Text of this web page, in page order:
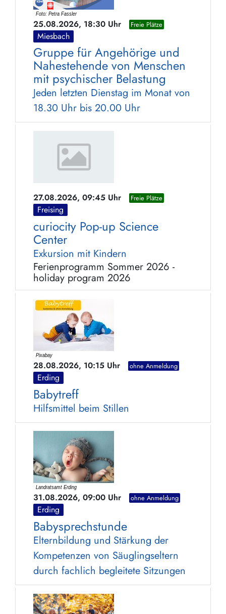
25.08.2026, 18:30 Uhr Freie Plätze
Miesbach
Gruppe für Angehörige und
Nahestehende von Menschen
mit psychischer Belastung
Jeden letzten Dienstag im Monat von
18.30 Uhr bis 20.00 Uhr
27.08.2026, 09:45 Uhr Freie Plätze
Freising
curiocity Pop-up Science
Center
Exkursion mit Kindern
Ferienprogramm Sommer 2026 -
holiday program 2026
28.08.2026, 10:15 Uhr ohne Anmeldung
Erding
Babytreff
Hilfsmittel beim Stillen
31.08.2026, 09:00 Uhr ohne Anmeldung
Erding
Babysprechstunde
Elternbildung und Stärkung der
Kompetenzen von Säuglingseltern
durch fachlich begleitete Sitzungen